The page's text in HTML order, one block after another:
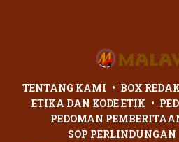
TENTANG KAMI BOX
ETIKA DAN KODE ETIK
PEDOMAN
SOP